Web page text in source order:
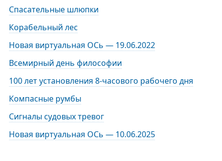
Спасательные шлюпки
Корабельный лес
Новая виртуальная ОСь — 19.06.2022
Всемирный день философии
100 лет установления 8-часового рабочего дня
Компасные румбы
Сигналы судовых тревог
Новая виртуальная ОСь — 10.06.2025